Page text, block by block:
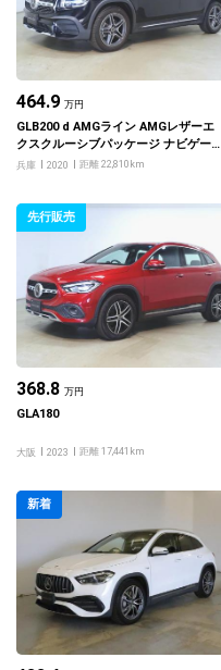
464.9 万円
GLB200 d AMGライン AMGレザーエ
クスクルーシブパッケージ ナビゲーシ
ョンパッケージ アドバンスドパッケー
兵庫 2020 距離 22,810km
先行販売
368.8 万円
GLA180
大阪 2023 距離 17,441km
新着